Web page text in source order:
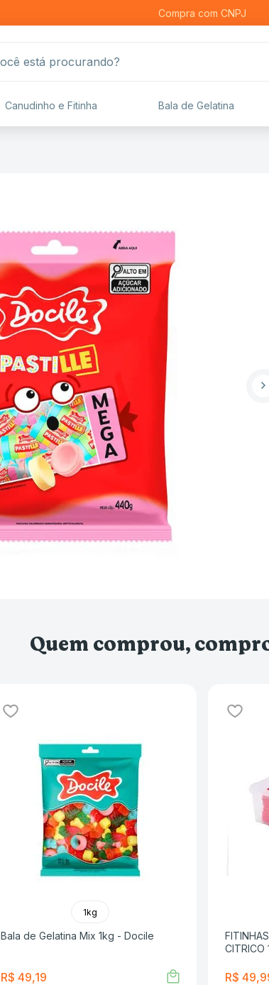
Compra com CNPJ
Canudinho e Fitinha Bala de Gelatina
Quem comprou,
1kg
Bala de Gelatina Mix 1kg - Docile
R$ 49,19
CITRICO
R$ 49,